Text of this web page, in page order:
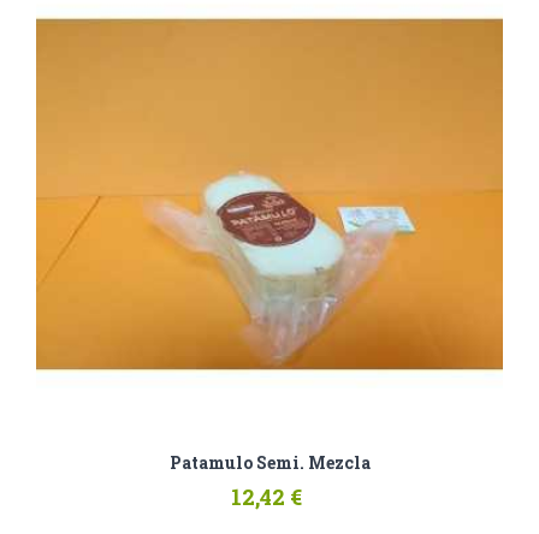
Patamulo Semi. Mezcla
12,42 €